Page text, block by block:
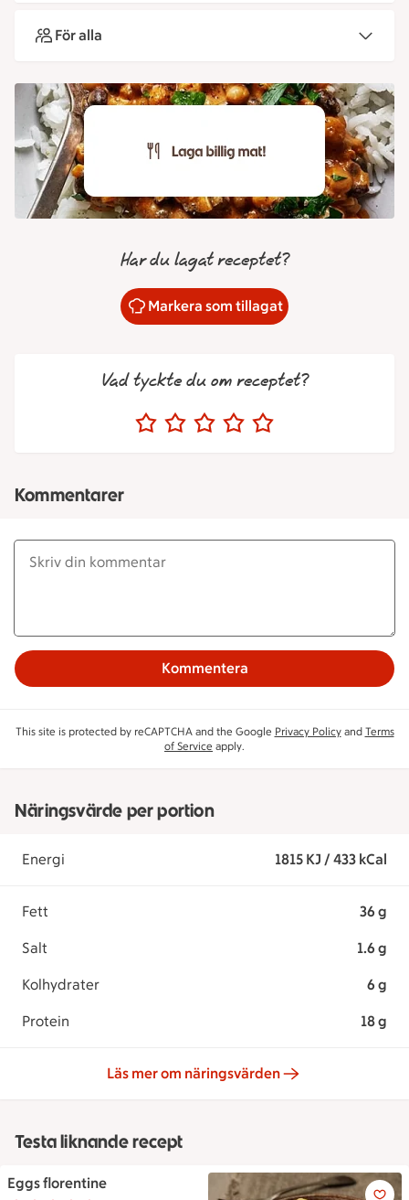
För alla
Har du lagat receptet?
Markera som tillagat
Vad tyckte du om receptet?
Kommentarer
Kommentera
This site is protected by reCAPTCHA and the Google Privacy Policyand Terms
of Service apply.
Näringsvärde per portion
Energi 1815 KJ / 433 kCal
Fett 36 g
Salt 1.6 g
Kolhydrater 6 g
Protein 18 g
Läs mer om näringsvärden
Testa liknande recept
Eggs florentine
Eggs florentine